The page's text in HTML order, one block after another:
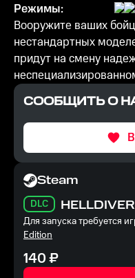
Режимы:
Вооружите ваших
нестандартных
придут на смену
СООБЩИТЬ О
Steam
DLC
Для запуска требуется
Edition
140₽